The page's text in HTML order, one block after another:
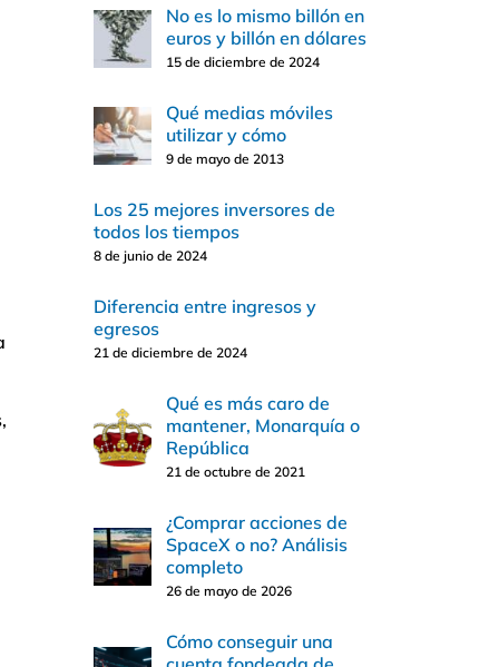
No es lo mismo billón en
euros y billón en dólares
15 de diciembre de 2024
Qué medias móviles
utilizar y cómo
9 de mayo de 2013
Los 25 mejores inversores de
todos los tiempos
8 de junio de 2024
Diferencia entre ingresos y
egresos
21 de diciembre de 2024
Qué es más caro de
mantener, Monarquía o
República
21 de octubre de 2021
¿Comprar acciones de
SpaceX o no? Análisis
completo
26 de mayo de 2026
Cómo conseguir una